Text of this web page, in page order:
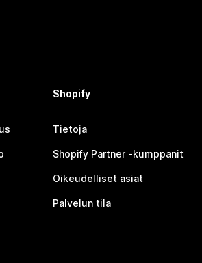
Shopify
Tietoja
Shopify Partner ‑kumppanit
Oikeudelliset asiat
Palvelun tila